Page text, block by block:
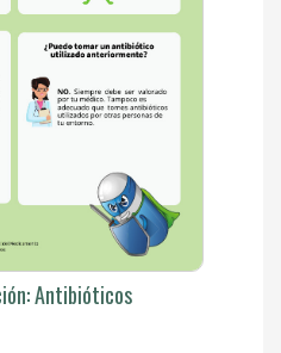
Antibióticos